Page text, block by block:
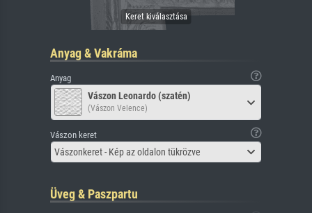
Anyag & Vakráma
Anyag
Vászon Leonardo (szatén)
(Vászon Velence)
Vászon keret
Vászonkeret - Kép az oldalon tükrözve
Üveg & Paszpartu